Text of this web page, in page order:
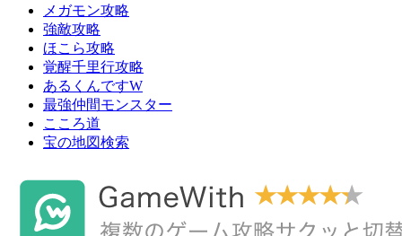
メガモン攻略
強敵攻略
ほこら攻略
覚醒千里行攻略
あるくんですW
最強仲間モンスター
こころ道
宝の地図検索